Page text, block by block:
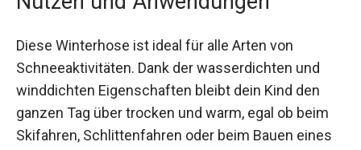
Nutzen und Anwendungen
Diese Winterhose ist ideal für alle Arten von
Schneeaktivitäten. Dank der wasserdichten und
winddichten Eigenschaften bleibt dein Kind den
ganzen Tag über trocken und warm, egal ob beim